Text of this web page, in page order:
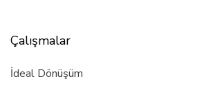
Çalışmalar
İdeal Dönüşüm